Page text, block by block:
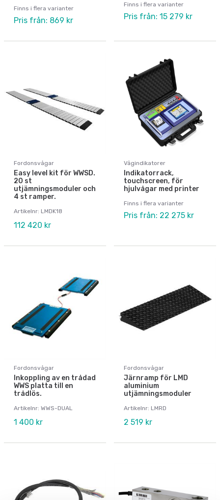
Finns i flera varianter
Pris från: 869 kr
Finns i flera varianter
Pris från: 15 279 kr
Fordonsvågar
Easy level kit för WWSD.
20 st
utjämningsmoduler och
4 st ramper.
Artikelnr: LMDK18
112 420 kr
Vågindikatorer
Indikatorrack,
touchscreen, för
hjulvågar med printer
Finns i flera varianter
Pris från: 22 275 kr
Fordonsvågar
Inkoppling av en trådad
WWS platta till en
trådlös.
Artikelnr: WWS-DUAL
1 400 kr
Fordonsvågar
Järnramp för LMD
aluminium
utjämningsmoduler
Artikelnr: LMRD
2 519 kr